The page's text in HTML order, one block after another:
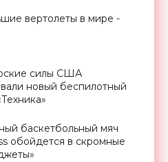
вертолеты в мире -
силы США
новый беспилотный
баскетбольный мяч
обойдется в скромные